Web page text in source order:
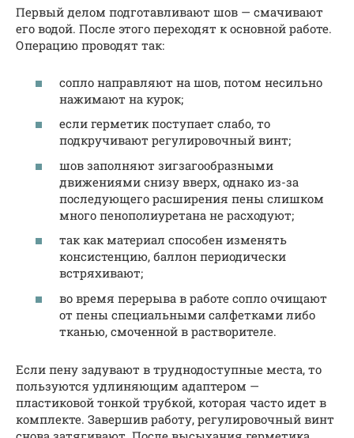
Первый делом подготавливают шов — смачивают
его водой. После этого переходят к основной работе.
Операцию проводят так:
сопло направляют на шов, потом несильно
нажимают на курок;
если герметик поступает слабо, то
подкручивают регулировочный винт;
шов заполняют зигзагообразными
движениями снизу вверх, однако из-за
последующего расширения пены слишком
много пенополиуретана не расходуют;
так как материал способен изменять
консистенцию, баллон периодически
встряхивают;
во время перерыва в работе сопло очищают
от пены специальными салфетками либо
тканью, смоченной в растворителе.
Если пену задувают в труднодоступные места, то
пользуются удлиняющим адаптером —
пластиковой тонкой трубкой, которая часто идет в
комплекте. Завершив работу, регулировочный винт